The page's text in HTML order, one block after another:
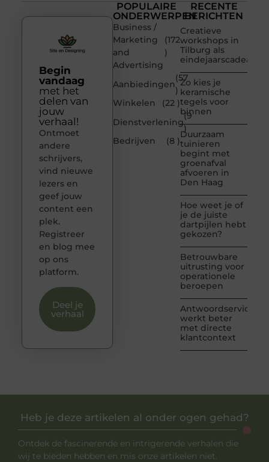
POPULAIRE
ONDERWERPEN
Business /
Marketing
and
Advertising
(172
)
Aanbiedingen
(57
)
Winkelen
(22 )
Dienstverlening
(9
)
Bedrijven
(8 )
RECENTE
BERICHTEN
Creatieve
workshops in
Tilburg als
eindejaarscadeau
Zo kies je
keramische
tegels voor
binnen
Duurzaam
tuinieren
begint met
groenafval
afvoeren in
Den Haag
Hoe weet je of
je de juiste
dartpijlen hebt
gekozen?
Betrouwbare
uitrusting voor
operationele
beroepen
Antwoordservice
werkt beter
met directe
klantcontext
Begin
vandaag
met het
delen van
jouw
verhaal!
Ontmoet
andere
schrijvers,
vind nieuwe
lezers en
geef jouw
content een
plek.
Registreer
en blog mee
op ons
platform.
Deel je
verhaal
Heb je deze artikelen al onder ogen gehad?
Ontdek de fascinerende en intrigerende verhalen die
wij te bieden hebben en mis onze artikelen niet.